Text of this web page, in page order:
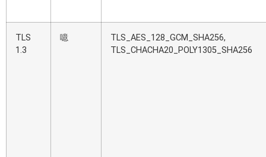
TLS
1.3
噫
TLS_AES_128_GCM_SHA256,
TLS_CHACHA20_POLY1305_SHA256